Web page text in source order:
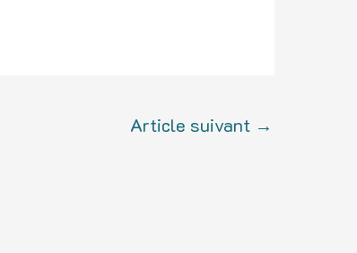
Article suivant →